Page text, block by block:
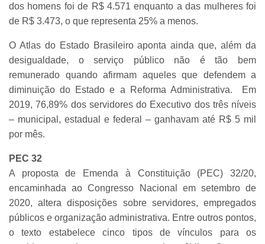
dos homens foi de R$ 4.571 enquanto a das mulheres foi
de R$ 3.473, o que representa 25% a menos.
O Atlas do Estado Brasileiro aponta ainda que, além da
desigualdade, o serviço público não é tão bem
remunerado quando afirmam aqueles que defendem a
diminuição do Estado e a Reforma Administrativa. Em
2019, 76,89% dos servidores do Executivo dos três níveis
– municipal, estadual e federal – ganhavam até R$ 5 mil
por mês.
PEC 32
A proposta de Emenda à Constituição (PEC) 32/20,
encaminhada ao Congresso Nacional em setembro de
2020, altera disposições sobre servidores, empregados
públicos e organização administrativa. Entre outros pontos,
o texto estabelece cinco tipos de vínculos para os